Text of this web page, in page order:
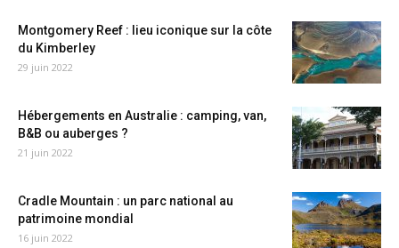
Montgomery Reef : lieu iconique sur la côte
du Kimberley
29 juin 2022
Hébergements en Australie : camping, van,
B&B ou auberges ?
21 juin 2022
Cradle Mountain : un parc national au
patrimoine mondial
16 juin 2022